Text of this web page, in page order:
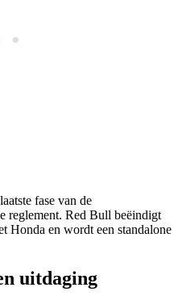
fase van de
reglement. Red Bull beëindigt
Honda en wordt een standalone
uitdaging